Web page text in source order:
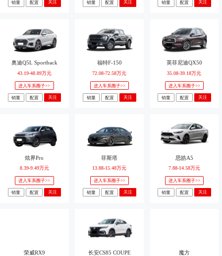
销量 配置 关注 销量 配置 关注 销量 配置 关注
奥迪Q5L Sportback
43.19-48.89万元
进入车系圈子>>
销量 配置 关注
福特F-150
72.08-72.58万元
进入车系圈子>>
销量 配置 关注
英菲尼迪QX50
35.08-39.18万元
进入车系圈子>>
销量 配置 关注
炫界Pro
8.39-9.49万元
进入车系圈子>>
销量 配置 关注
菲斯塔
13.88-15.48万元
进入车系圈子>>
销量 配置 关注
思皓A5
7.88-14.58万元
进入车系圈子>>
销量 配置 关注
荣威RX9 长安CS85 COUPE 魔方